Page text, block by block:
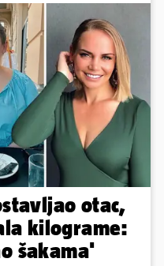
otac,
kilograme:
šakama'